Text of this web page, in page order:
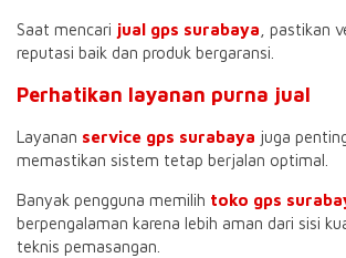
Saat mencari jual gps surabaya , pastikan
reputasi baik dan produk bergaransi.
Perhatikan layanan purna jual
Layanan service gps surabaya juga
memastikan sistem tetap berjalan optimal.
Banyak pengguna memilih toko gps
berpengalaman karena lebih aman dari sisi
teknis pemasangan.